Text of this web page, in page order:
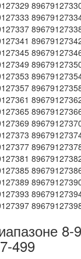
8-
499